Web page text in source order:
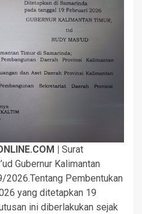
| Surat
Gubernur Kalimantan
2026.Tentang Pembentukan
yang ditetapkan 19
ini diberlakukan sejak